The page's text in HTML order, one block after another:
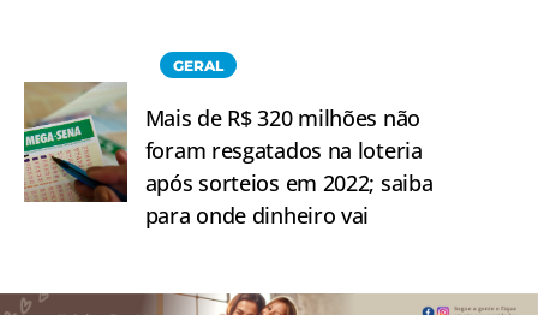
GERAL
Mais de R$ 320 milhões não
foram resgatados na loteria
após sorteios em 2022; saiba
para onde dinheiro vai